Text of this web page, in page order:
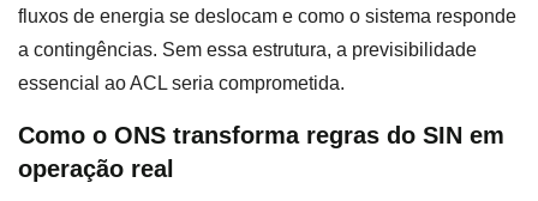
fluxos de energia se deslocam e como o sistema responde
a contingências. Sem essa estrutura, a previsibilidade
essencial ao ACL seria comprometida.
Como o ONS transforma regras do SIN em
operação real